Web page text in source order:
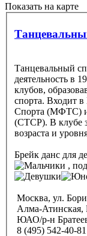
Показать на карте
Танцевальный
деятельность в
клубов,
спорта. Входит
Спорта (МФТС) и
(СТСР). В клубе
возраста и
Брейк данс для
,
Москва, ул.
Алма-Атинская,
ЮАО/р-н
8 (495) 542-40-81